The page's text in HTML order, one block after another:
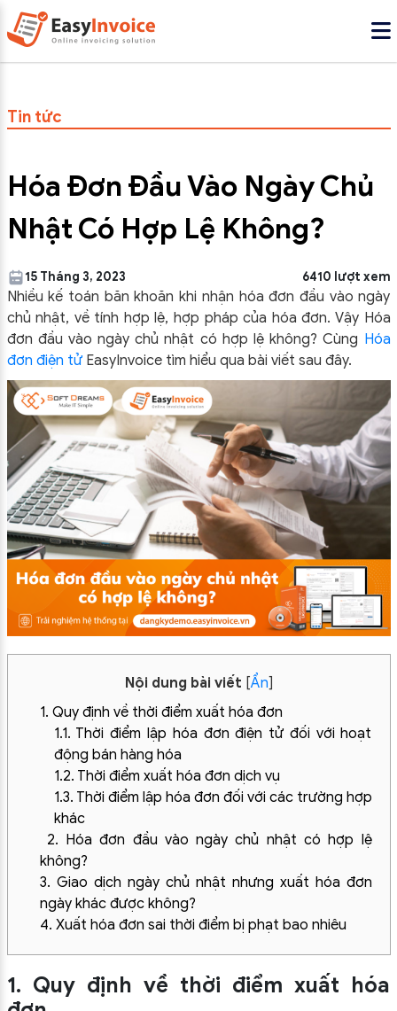
Tin tức
Hóa Đơn Đầu Vào Ngày Chủ
Nhật Có Hợp Lệ Không?
15 Tháng 3, 2023 6410 lượt xem
Nhiều kế toán băn khoăn khi nhận hóa đơn đầu vào ngày
chủ nhật, về tính hợp lệ, hợp pháp của hóa đơn. Vậy Hóa
đơn đầu vào ngày chủ nhật có hợp lệ không? Cùng Hóa
đơn điện tửEasyInvoice tìm hiểu qua bài viết sau đây.
Nội dung bài viết [Ẩn]
1. Quy định về thời điểm xuất hóa đơn
1.1. Thời điểm lập hóa đơn điện tử đối với hoạt
động bán hàng hóa
1.2. Thời điểm xuất hóa đơn dịch vụ
1.3. Thời điểm lập hóa đơn đối với các trường hợp
khác
2. Hóa đơn đầu vào ngày chủ nhật có hợp lệ
không?
3. Giao dịch ngày chủ nhật nhưng xuất hóa đơn
ngày khác được không?
4. Xuất hóa đơn sai thời điểm bị phạt bao nhiêu
1. Quy định về thời điểm xuất hóa